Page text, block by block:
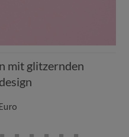
mit glitzernden